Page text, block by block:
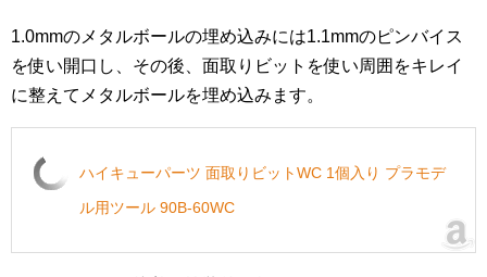
1.0mmのメタルボールの埋め込みには1.1mmのピンバイス
を使い開口し、その後、面取りビットを使い周囲をキレイ
に整えてメタルボールを埋め込みます。
ハイキューパーツ 面取りビットWC 1個入り プラモデ
ル用ツール 90B-60WC